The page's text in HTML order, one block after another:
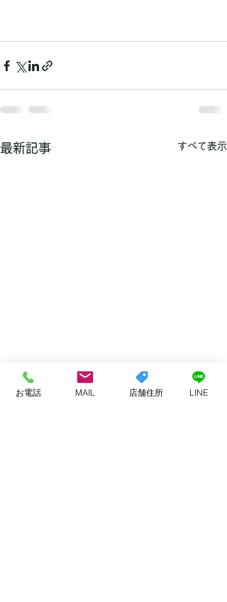
最新記事 すべて表示
お電話 MAIL 店舗住所 LINE